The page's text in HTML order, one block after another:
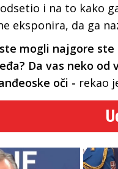
i na to kako
eksponira, da ga
mogli najgore
Da vas neko
oči - rekao